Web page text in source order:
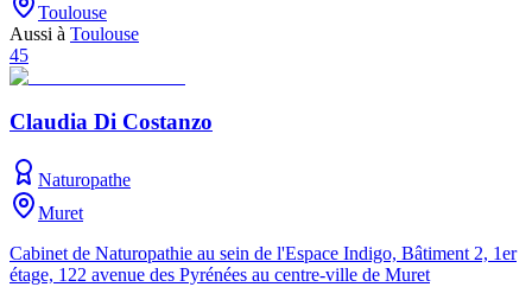
Toulouse
Aussi à Toulouse
45
Claudia Di Costanzo
Naturopathe
Muret
Cabinet de Naturopathie au sein de l'Espace Indigo, Bâtiment 2, 1er
étage, 122 avenue des Pyrénées au centre-ville de Muret